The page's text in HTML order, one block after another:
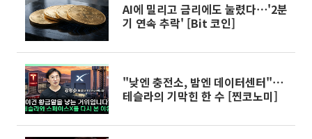
AI에 밀리고 금리에도 눌렸다⋯'2분
기 연속 추락' [Bit 코인]
"낮엔 충전소, 밤엔 데이터센터"⋯
테슬라의 기막힌 한 수 [찐코노미]